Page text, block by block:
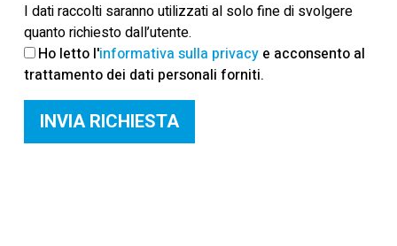
I dati raccolti saranno utilizzati al solo fine di svolgere
quanto richiesto dall’utente.
Ho letto l'informativa sulla privacye acconsento al
trattamento dei dati personali forniti.